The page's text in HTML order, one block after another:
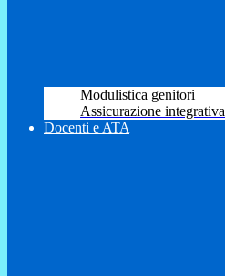
Modulistica genitori
Assicurazione integrativa
Docenti e ATA